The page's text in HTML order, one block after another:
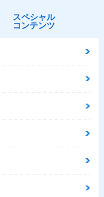
スペシャル
コンテンツ